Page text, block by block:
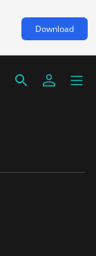
Download